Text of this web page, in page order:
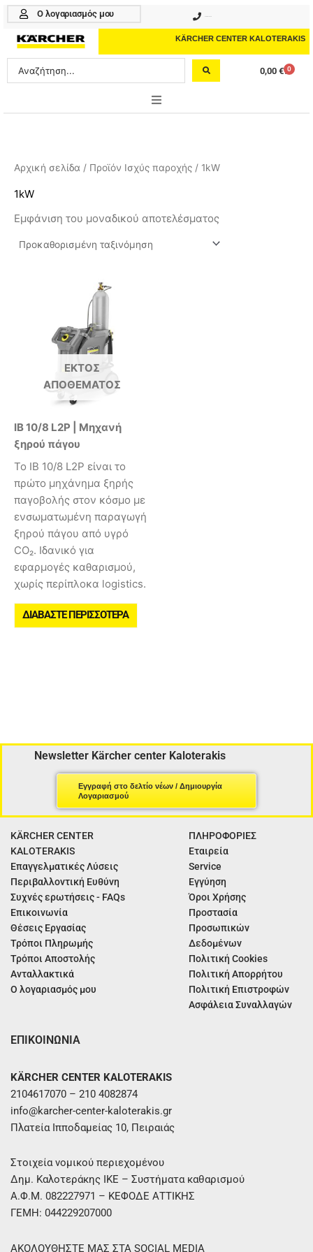
Μετάβαση
περιεχόμενο
Ο λογαριασμός μου
KÄRCHER CENTER KALOTERAKIS
Search
...
0,00 € 0
Cart
PROFESSIONAL
ΑΞΕΣΟΥΑΡ
ΚΑΘΑΡΙΣΤΙΚΑ
Αρχική σελίδα / Προϊόν Ισχύς παροχής / 1kW
1kW
Εμφάνιση του μοναδικού αποτελέσματος
ΕΚΤΌΣ
ΑΠΟΘΈΜΑΤΟΣ
IB 10/8 L2P | Μηχανή
ξηρού πάγου
Το IB 10/8 L2P είναι το
πρώτο μηχάνημα ξηρής
παγοβολής στον κόσμο με
ενσωματωμένη παραγωγή
ξηρού πάγου από υγρό
CO₂. Ιδανικό για
εφαρμογές καθαρισμού,
χωρίς περίπλοκα logistics.
ΔΙΑΒΆΣΤΕ ΠΕΡΙΣΣΌΤΕΡΑ
Newsletter Kärcher center Kaloterakis
Εγγραφή στο δελτίο νέων / Δημιουργία
Λογαριασμού
KÄRCHER CENTER
KALOTERAKIS
Επαγγελματικές Λύσεις
Περιβαλλοντική Ευθύνη
Συχνές ερωτήσεις - FAQs
Επικοινωνία
Θέσεις Εργασίας
Τρόποι Πληρωμής
Τρόποι Αποστολής
Ανταλλακτικά
Ο λογαριασμός μου
ΠΛΗΡΟΦΟΡΙΕΣ
Εταιρεία
Service
Εγγύηση
Όροι Χρήσης
Προστασία
Προσωπικών
Δεδομένων
Πολιτική Cookies
Πολιτική Απορρήτου
Πολιτική Επιστροφών
Ασφάλεια Συναλλαγών
ΕΠΙΚΟΙΝΩΝΙΑ
KÄRCHER CENTER KALOTERAKIS
2104617070 – 210 4082874
info@karcher-center-kaloterakis.gr
Πλατεία Ιπποδαμείας 10, Πειραιάς
Στοιχεία νομικού περιεχομένου
Δημ. Καλοτεράκης ΙΚΕ – Συστήματα καθαρισμού
Α.Φ.Μ. 082227971 – ΚΕΦΟΔΕ ΑΤΤΙΚΗΣ
ΓΕΜΗ: 044229207000
ΑΚΟΛΟΥΘΗΣΤΕ ΜΑΣ ΣΤΑ SOCIAL MEDIA